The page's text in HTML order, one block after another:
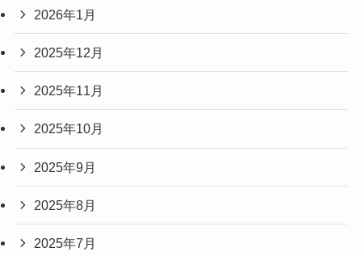
2026年1月
2025年12月
2025年11月
2025年10月
2025年9月
2025年8月
2025年7月